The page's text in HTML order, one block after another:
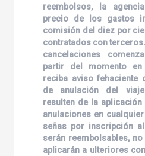
reembolsos, la
precio de los gastos
comisión del diez por
contratados con
cancelaciones
partir del momento
reciba aviso fehaciente
de anulación del
resulten de la
anulaciones en
señas por inscripción
serán reembolsables,
aplicarán a ulteriores